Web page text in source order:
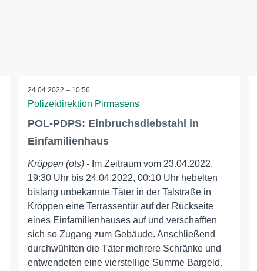
24.04.2022 – 10:56
Polizeidirektion Pirmasens
POL-PDPS: Einbruchsdiebstahl in
Einfamilienhaus
Kröppen (ots)- Im Zeitraum vom 23.04.2022,
19:30 Uhr bis 24.04.2022, 00:10 Uhr hebelten
bislang unbekannte Täter in der Talstraße in
Kröppen eine Terrassentür auf der Rückseite
eines Einfamilienhauses auf und verschafften
sich so Zugang zum Gebäude. Anschließend
durchwühlten die Täter mehrere Schränke und
entwendeten eine vierstellige Summe Bargeld.